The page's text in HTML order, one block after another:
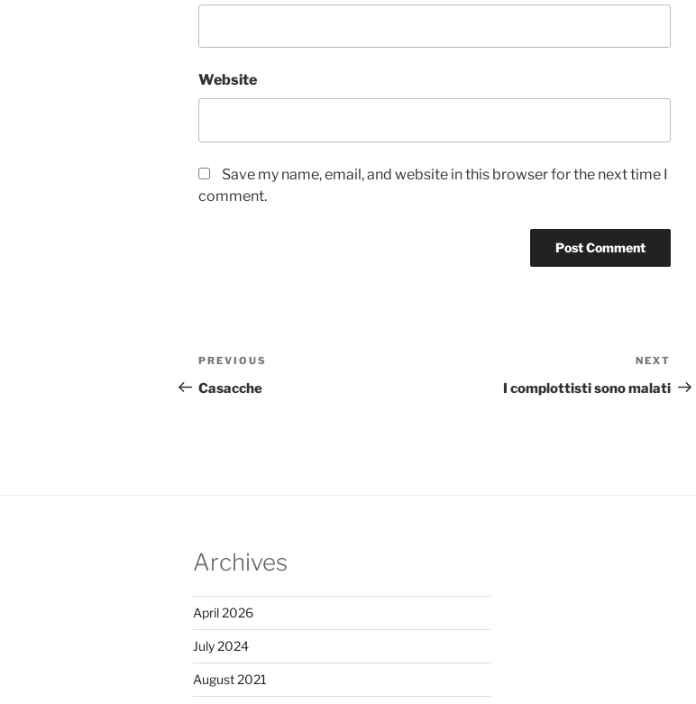
Website
Save my name, email, and website in this browser for the next time I
comment.
Post
navigation
Previous
Post
PREVIOUS
Casacche
Post
NEXT
I complottisti sono malati
Archives
April 2026
July 2024
August 2021